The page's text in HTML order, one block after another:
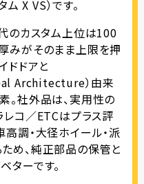
X VS）です。
のカスタム上位は100
みがそのまま上限を押
ドドアと
Architecture）由来
。社外品は、実用性の
レコ／ETCはプラス評
調・大径ホイール・派
め、純正部品の保管と
ターです。